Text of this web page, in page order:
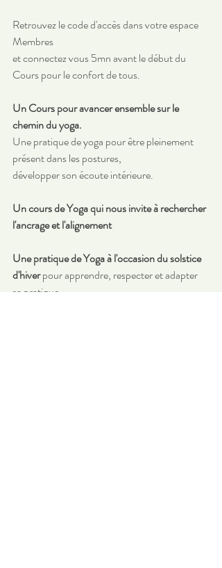
Retrouvez le code d'accès dans votre espace
Membres
et connectez vous 5mn avant le début du
Cours pour le confort de tous.
Un Cours pour avancer ensemble sur le
chemin du yoga.
Une pratique de yoga pour être pleinement
présent dans les postures,
développer son écoute intérieure.
Un cours de Yoga qui nous invite à rechercher
l'ancrage et l'alignement
Une pratique de Yoga à l'occasion du solstice
d'hiver pour apprendre, respecter et adapter
sa pratique,